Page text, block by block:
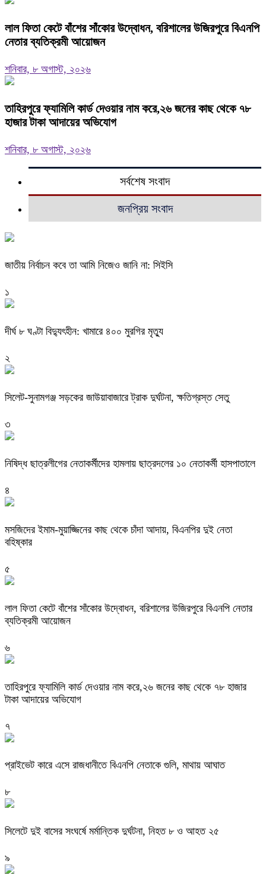
‎লাল ফিতা কেটে বাঁশের সাঁকোর উদ্বোধন, বরিশালের উজিরপুরে বিএনপি
নেতার ব্যতিক্রমী আয়োজন
শনিবার, ৮ অগাস্ট, ২০২৬
তাহিরপুরে ফ্যামিলি কার্ড দেওয়ার নাম করে,২৬ জনের কাছ থেকে ৭৮
হাজার টাকা আদায়ের অভিযোগ
শনিবার, ৮ অগাস্ট, ২০২৬
সর্বশেষ সংবাদ
জনপ্রিয় সংবাদ
জাতীয় নির্বাচন কবে তা আমি নিজেও জানি না: সিইসি
১
দীর্ঘ ৮ ঘণ্টা বিদ্যুৎহীন: খামারে ৪০০ মুরগির মৃত্যু
২
‎সিলেট-সুনামগঞ্জ সড়কের জাউয়াবাজারে ট্রাক দুর্ঘটনা, ক্ষতিগ্রস্ত সেতু
৩
নিষিদ্ধ ছাত্রলীগের নেতাকর্মীদের হামলায় ছাত্রদলের ১০ নেতাকর্মী হাসপাতালে
৪
মসজিদের ইমাম-মুয়াজ্জিনের কাছ থেকে চাঁদা আদায়, বিএনপির দুই নেতা
বহিষ্কার
৫
‎লাল ফিতা কেটে বাঁশের সাঁকোর উদ্বোধন, বরিশালের উজিরপুরে বিএনপি নেতার
ব্যতিক্রমী আয়োজন
৬
তাহিরপুরে ফ্যামিলি কার্ড দেওয়ার নাম করে,২৬ জনের কাছ থেকে ৭৮ হাজার
টাকা আদায়ের অভিযোগ
৭
প্রাইভেট কারে এসে রাজধানীতে বিএনপি নেতাকে গুলি, মাথায় আঘাত
৮
সিলেটে দুই বাসের সংঘর্ষে মর্মান্তিক দুর্ঘটনা, নিহত ৮ ও আহত ২৫
৯